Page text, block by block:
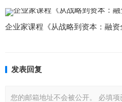
企业家课程《从战略到资本：融资
发表回复
您的邮箱地址不会被公开。 必填项